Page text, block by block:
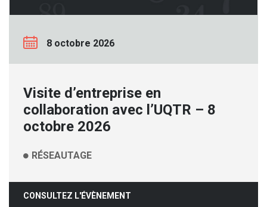
8 octobre 2026
Visite d’entreprise en
collaboration avec l’UQTR – 8
octobre 2026
RÉSEAUTAGE
CONSULTEZ L'ÉVÈNEMENT